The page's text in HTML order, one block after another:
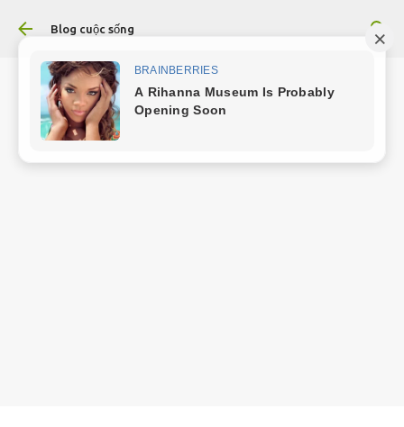
Chuyển đến nội dung chính
Blog cuộc sống